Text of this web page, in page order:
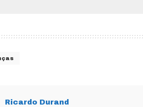
Ricardo Durand